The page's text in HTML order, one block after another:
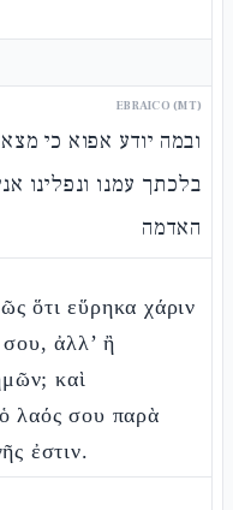
EBRAICO (MT)
ובמה יודע אפוא כי
בלכתך עמנו ונפלינו
האדמה
ὅτι εὕρηκα χάριν
ἀλλ’ ἢ
καὶ
λαός σου παρὰ
ἐστιν.